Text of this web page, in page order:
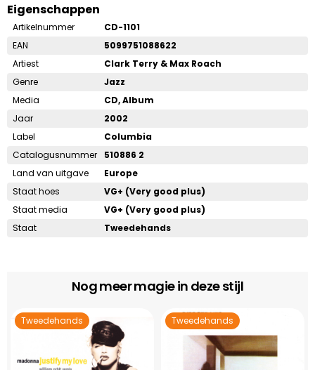
Eigenschappen
Artikelnummer
CD-1101
EAN
5099751088622
Artiest
Clark Terry & Max Roach
Genre
Jazz
Media
CD, Album
Jaar
2002
Label
Columbia
Catalogusnummer
510886 2
Land van uitgave
Europe
Staat hoes
VG+ (Very good plus)
Staat media
VG+ (Very good plus)
Staat
Tweedehands
Nog meer magie in deze stijl
Tweedehands Tweedehands